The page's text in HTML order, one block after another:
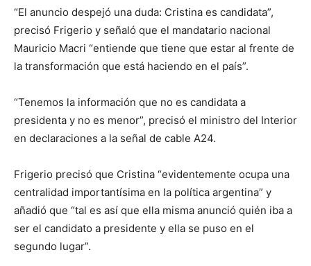
“El anuncio despejó una duda: Cristina es candidata”,
precisó Frigerio y señaló que el mandatario nacional
Mauricio Macri “entiende que tiene que estar al frente de
la transformación que está haciendo en el país”.
“Tenemos la información que no es candidata a
presidenta y no es menor”, precisó el ministro del Interior
en declaraciones a la señal de cable A24.
Frigerio precisó que Cristina “evidentemente ocupa una
centralidad importantísima en la política argentina” y
añadió que “tal es así que ella misma anunció quién iba a
ser el candidato a presidente y ella se puso en el
segundo lugar”.